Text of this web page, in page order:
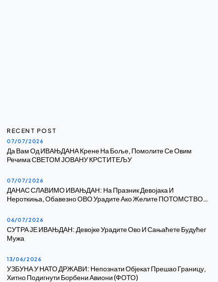
RECENT POST
07/07/2026
Да Вам Од ИВАЊДАНА Крене На Боље, Помолите Се Овим
Речима СВЕТОМ ЈОВАНУ КРСТИТЕЉУ
07/07/2026
ДАНАС СЛАВИМО ИВАЊДАН: На Празник Девојака И
Нероткиња, Обавезно ОВО Урадите Ако Желите ПОТОМСТВО…
06/07/2026
СУТРА ЈЕ ИВАЊДАН: Девојке Урадите Ово И Сањаћете Будућег
Мужа
13/06/2026
УЗБУНА У НАТО ДРЖАВИ: Непознати Објекат Прешао Границу,
Хитно Подигнути Борбени Авиони (ФОТО)